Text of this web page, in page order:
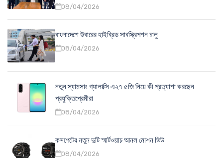
08/04/2026
বাংলাদেশে উবারের হাইব্রিড সাবস্ক্রিপশন চালু
08/04/2026
নতুন স্যামসাং গ্যালাক্সি এ২৭ ৫জি নিয়ে কী প্রত্যাশা করছেন
প্রযুক্তিপ্রেমীরা
08/04/2026
কসপেটের নতুন দুটি স্মার্টওয়াচ আনল মোশন ভিউ
08/04/2026